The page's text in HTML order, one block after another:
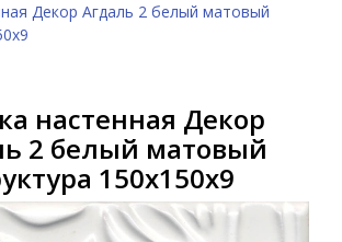
Декор Агдаль 2 белый матовый
настенная Декор
2 белый матовый
150x150x9